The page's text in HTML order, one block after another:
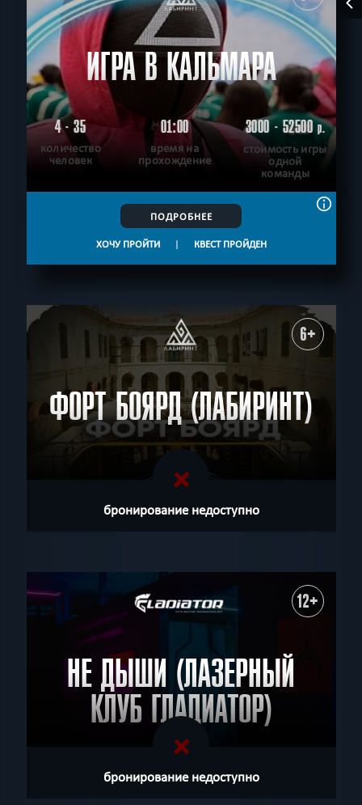
ИГРА В КАЛЬМАРА
4 - 35
количество
человек
01:00
время на
прохождение
3000 - 52500р.
стоимость игры
одной
команды
ПОДРОБНЕЕ
ХОЧУ ПРОЙТИ | КВЕСТ ПРОЙДЕН
6+
ФОРТ БОЯРД (ЛАБИРИНТ)
бронирование недоступно
12+
НЕ ДЫШИ (ЛАЗЕРНЫЙ
КЛУБ ГЛАДИАТОР)
бронирование недоступно